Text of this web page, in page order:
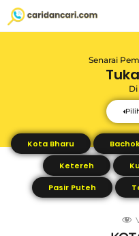
Senarai
Di
Kota Bharu
Ketereh
Pasir Puteh